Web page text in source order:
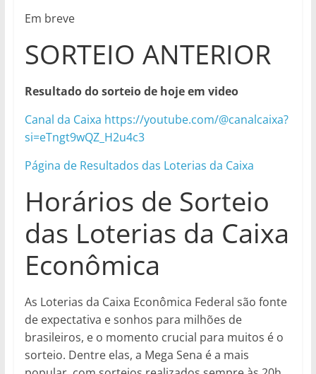
Em breve
SORTEIO ANTERIOR
Resultado do sorteio de hoje em video
Canal da Caixa https://youtube.com/@canalcaixa?
si=eTngt9wQZ_H2u4c3
Página de Resultados das Loterias da Caixa
Horários de Sorteio
das Loterias da Caixa
Econômica
As Loterias da Caixa Econômica Federal são fonte
de expectativa e sonhos para milhões de
brasileiros, e o momento crucial para muitos é o
sorteio. Dentre elas, a Mega Sena é a mais